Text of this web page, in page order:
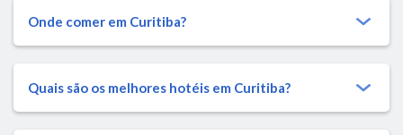
Onde comer em Curitiba?
Quais são os melhores hotéis em Curitiba?